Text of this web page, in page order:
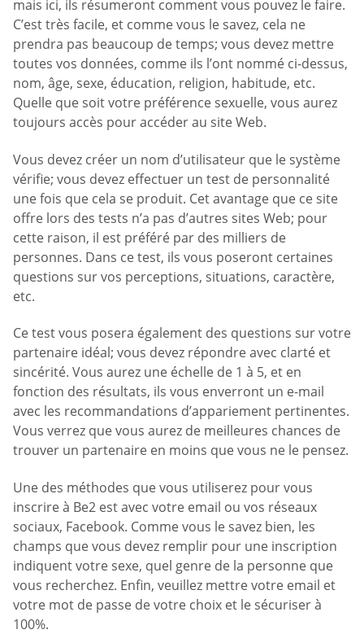
mais ici, ils résumeront comment vous pouvez le faire.
C’est très facile, et comme vous le savez, cela ne
prendra pas beaucoup de temps; vous devez mettre
toutes vos données, comme ils l’ont nommé ci-dessus,
nom, âge, sexe, éducation, religion, habitude, etc.
Quelle que soit votre préférence sexuelle, vous aurez
toujours accès pour accéder au site Web.
Vous devez créer un nom d’utilisateur que le système
vérifie; vous devez effectuer un test de personnalité
une fois que cela se produit. Cet avantage que ce site
offre lors des tests n’a pas d’autres sites Web; pour
cette raison, il est préféré par des milliers de
personnes. Dans ce test, ils vous poseront certaines
questions sur vos perceptions, situations, caractère,
etc.
Ce test vous posera également des questions sur votre
partenaire idéal; vous devez répondre avec clarté et
sincérité. Vous aurez une échelle de 1 à 5, et en
fonction des résultats, ils vous enverront un e-mail
avec les recommandations d’appariement pertinentes.
Vous verrez que vous aurez de meilleures chances de
trouver un partenaire en moins que vous ne le pensez.
Une des méthodes que vous utiliserez pour vous
inscrire à Be2 est avec votre email ou vos réseaux
sociaux, Facebook. Comme vous le savez bien, les
champs que vous devez remplir pour une inscription
indiquent votre sexe, quel genre de la personne que
vous recherchez. Enfin, veuillez mettre votre email et
votre mot de passe de votre choix et le sécuriser à
100%.